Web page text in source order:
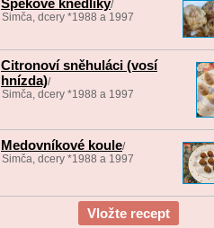
/
Simča, dcery *1988 a 1997
Citronoví sněhuláci (vosí
hnízda)/
Simča, dcery *1988 a 1997
Medovníkové koule/
Simča, dcery *1988 a 1997
Vložte recept